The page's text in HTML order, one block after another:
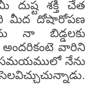
శక్తి చేత
మీద దోషారోపణ
నా బిడ్డలకు
వారిని
సమయములో నేను